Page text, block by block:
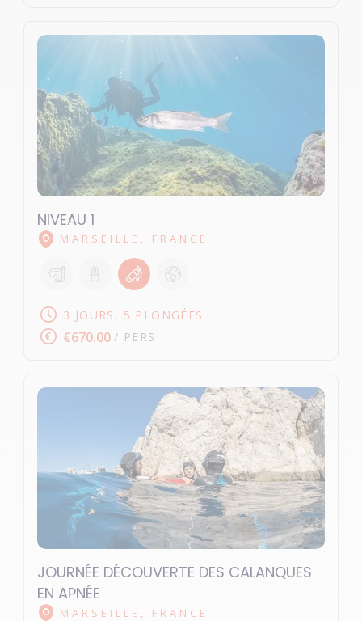
NIVEAU 1
MARSEILLE, FRANCE
3 JOURS, 5 PLONGÉES
€670.00 / PERS
JOURNÉE DÉCOUVERTE DES CALANQUES
EN APNÉE
MARSEILLE, FRANCE